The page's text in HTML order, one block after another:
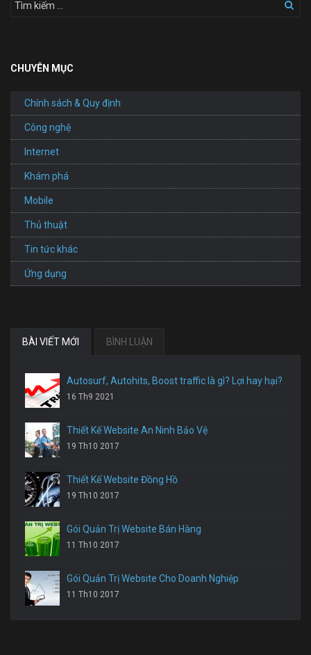
CHUYÊN MỤC
Chính sách & Quy định
Công nghệ
Internet
Khám phá
Mobile
Thủ thuật
Tin tức khác
Ứng dụng
BÀI VIẾT MỚI BÌNH LUẬN
Autosurf, Autohits, Boost traffic là gì? Lợi hay hại?
16 Th9 2021
Thiết Kế Website An Ninh Bảo Vệ
19 Th10 2017
Thiết Kế Website Đồng Hồ
19 Th10 2017
Gói Quản Trị Website Bán Hàng
11 Th10 2017
Gói Quản Trị Website Cho Doanh Nghiệp
11 Th10 2017